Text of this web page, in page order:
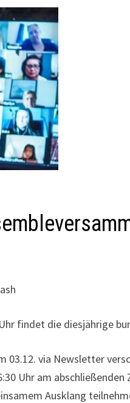
findet die diesjährige
03.12. via Newsletter
Uhr am
Ausklang